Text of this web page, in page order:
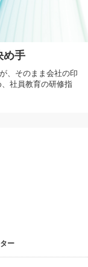
め手
、そのまま会社の印
社員教育の研修指
ー